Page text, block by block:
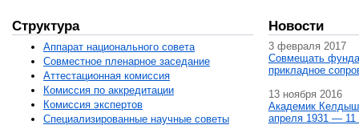
Структура
Аппарат национального совета
Совместное пленарное заседание
Аттестационная комисcия
Комиссия по аккредитации
Комиссия экспертов
Специализированные научные советы
Новости
3 февраля 2017
Совмещать
прикладное
13 ноября 2016
Академик
апреля 1931 — 11